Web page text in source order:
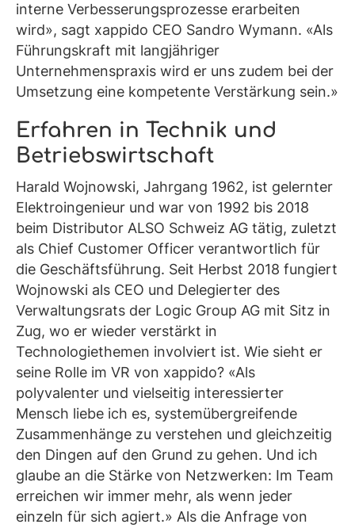
interne Verbesserungsprozesse erarbeiten
wird», sagt xappido CEO Sandro Wymann. «Als
Führungskraft mit langjähriger
Unternehmenspraxis wird er uns zudem bei der
Umsetzung eine kompetente Verstärkung sein.»
Erfahren in Technik und
Betriebswirtschaft
Harald Wojnowski, Jahrgang 1962, ist gelernter
Elektroingenieur und war von 1992 bis 2018
beim Distributor ALSO Schweiz AG tätig, zuletzt
als Chief Customer Officer verantwortlich für
die Geschäftsführung. Seit Herbst 2018 fungiert
Wojnowski als CEO und Delegierter des
Verwaltungsrats der Logic Group AG mit Sitz in
Zug, wo er wieder verstärkt in
Technologiethemen involviert ist. Wie sieht er
seine Rolle im VR von xappido? «Als
polyvalenter und vielseitig interessierter
Mensch liebe ich es, systemübergreifende
Zusammenhänge zu verstehen und gleichzeitig
den Dingen auf den Grund zu gehen. Und ich
glaube an die Stärke von Netzwerken: Im Team
erreichen wir immer mehr, als wenn jeder
einzeln für sich agiert.» Als die Anfrage von